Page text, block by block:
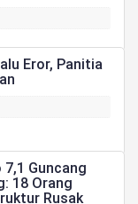
Eror, Panitia
Guncang
18 Orang
Rusak